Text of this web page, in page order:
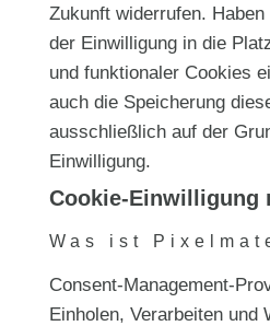
Zukunft widerrufen.
der Einwilligung in die
und funktionaler Cookies
auch die Speicherung
ausschließlich auf der
Einwilligung.
Cookie-Einwilligung
Was ist
Consent-Management-
Einholen, Verarbeiten und